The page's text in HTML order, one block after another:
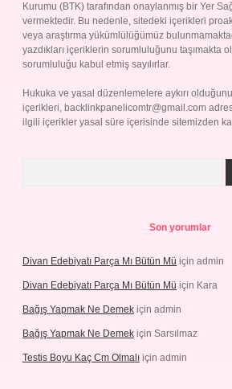
Kurumu (BTK) tarafından onaylanmış bir Yer
vermektedir. Bu nedenle, sitedeki içerikleri
veya araştırma yükümlülüğümüz
yazdıkları içeriklerin sorumluluğunu taşımakta
sorumluluğu kabul etmiş sayılırlar.
Hukuka ve yasal düzenlemelere aykırı
içerikleri, backlinkpanelicomtr@gmail.com
ilgili içerikler yasal süre içerisinde sitemizden
Son yorumlar
Divan Edebiyatı Parça Mı Bütün Mü için admin
Divan Edebiyatı Parça Mı Bütün Mü için Kara
Bağış Yapmak Ne Demek için admin
Bağış Yapmak Ne Demek için Sarsılmaz
Testis Boyu Kaç Cm Olmalı için admin